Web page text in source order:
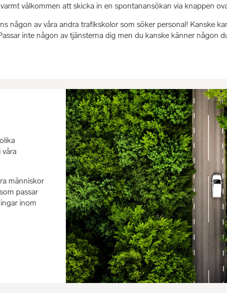
välkommen att skicka in en spontanansökan via knappen
någon av våra andra trafikskolor som söker personal! Kanske
inte någon av tjänsterna dig men du kanske känner någon
våra
människor
passar
inom